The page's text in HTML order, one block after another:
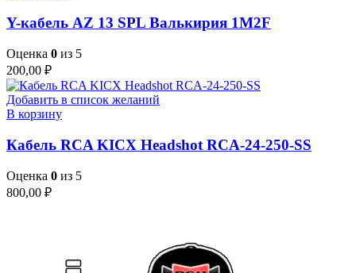
Y-кабель AZ 13 SPL Валькирия 1M2F
Оценка 0 из 5
200,00 ₽
Добавить в список желаний
В корзину
Кабель RCA KICX Headshot RCA-24-250-SS
Оценка 0 из 5
800,00 ₽